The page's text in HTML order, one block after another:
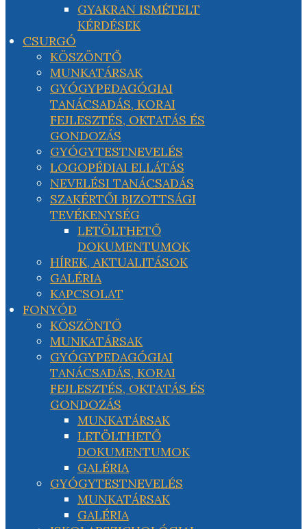
GYAKRAN ISMÉTELT
KÉRDÉSEK
CSURGÓ
KÖSZÖNTŐ
MUNKATÁRSAK
GYÓGYPEDAGÓGIAI
TANÁCSADÁS, KORAI
FEJLESZTÉS, OKTATÁS ÉS
GONDOZÁS
GYÓGYTESTNEVELÉS
LOGOPÉDIAI ELLÁTÁS
NEVELÉSI TANÁCSADÁS
SZAKÉRTŐI BIZOTTSÁGI
TEVÉKENYSÉG
LETÖLTHETŐ
DOKUMENTUMOK
HÍREK, AKTUALITÁSOK
GALÉRIA
KAPCSOLAT
FONYÓD
KÖSZÖNTŐ
MUNKATÁRSAK
GYÓGYPEDAGÓGIAI
TANÁCSADÁS, KORAI
FEJLESZTÉS, OKTATÁS ÉS
GONDOZÁS
MUNKATÁRSAK
LETÖLTHETŐ
DOKUMENTUMOK
GALÉRIA
GYÓGYTESTNEVELÉS
MUNKATÁRSAK
GALÉRIA